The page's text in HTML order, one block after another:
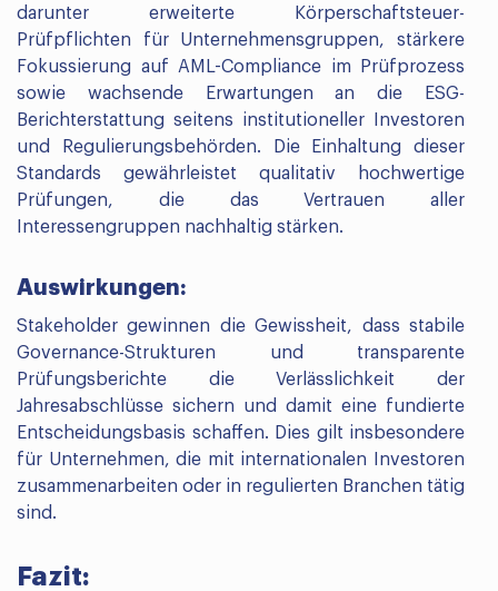
darunter erweiterte Körperschaftsteuer-
Prüfpflichten für Unternehmensgruppen, stärkere
Fokussierung auf AML-Compliance im Prüfprozess
sowie wachsende Erwartungen an die ESG-
Berichterstattung seitens institutioneller Investoren
und Regulierungsbehörden. Die Einhaltung dieser
Standards gewährleistet qualitativ hochwertige
Prüfungen, die das Vertrauen aller
Interessengruppen nachhaltig stärken.
Auswirkungen:
Stakeholder gewinnen die Gewissheit, dass stabile
Governance-Strukturen und transparente
Prüfungsberichte die Verlässlichkeit der
Jahresabschlüsse sichern und damit eine fundierte
Entscheidungsbasis schaffen. Dies gilt insbesondere
für Unternehmen, die mit internationalen Investoren
zusammenarbeiten oder in regulierten Branchen tätig
sind.
Fazit: